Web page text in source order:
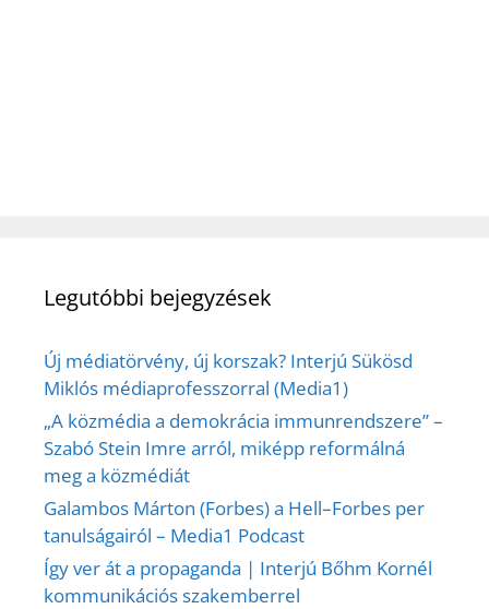
Legutóbbi bejegyzések
Új médiatörvény, új korszak? Interjú Sükösd
Miklós médiaprofesszorral (Media1)
„A közmédia a demokrácia immunrendszere” –
Szabó Stein Imre arról, miképp reformálná
meg a közmédiát
Galambos Márton (Forbes) a Hell–Forbes per
tanulságairól – Media1 Podcast
Így ver át a propaganda | Interjú Bőhm Kornél
kommunikációs szakemberrel